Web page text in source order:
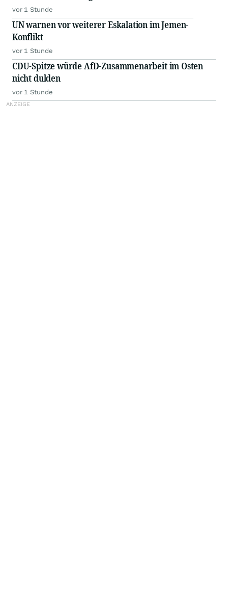
vor 1 Stunde
UN warnen vor weiterer Eskalation im Jemen-
Konflikt
vor 1 Stunde
CDU-Spitze würde AfD-Zusammenarbeit im Osten
nicht dulden
vor 1 Stunde